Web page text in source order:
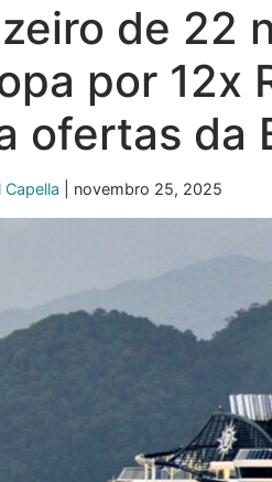
de 22
por 12x
ofertas da
Capella | novembro 25, 2025